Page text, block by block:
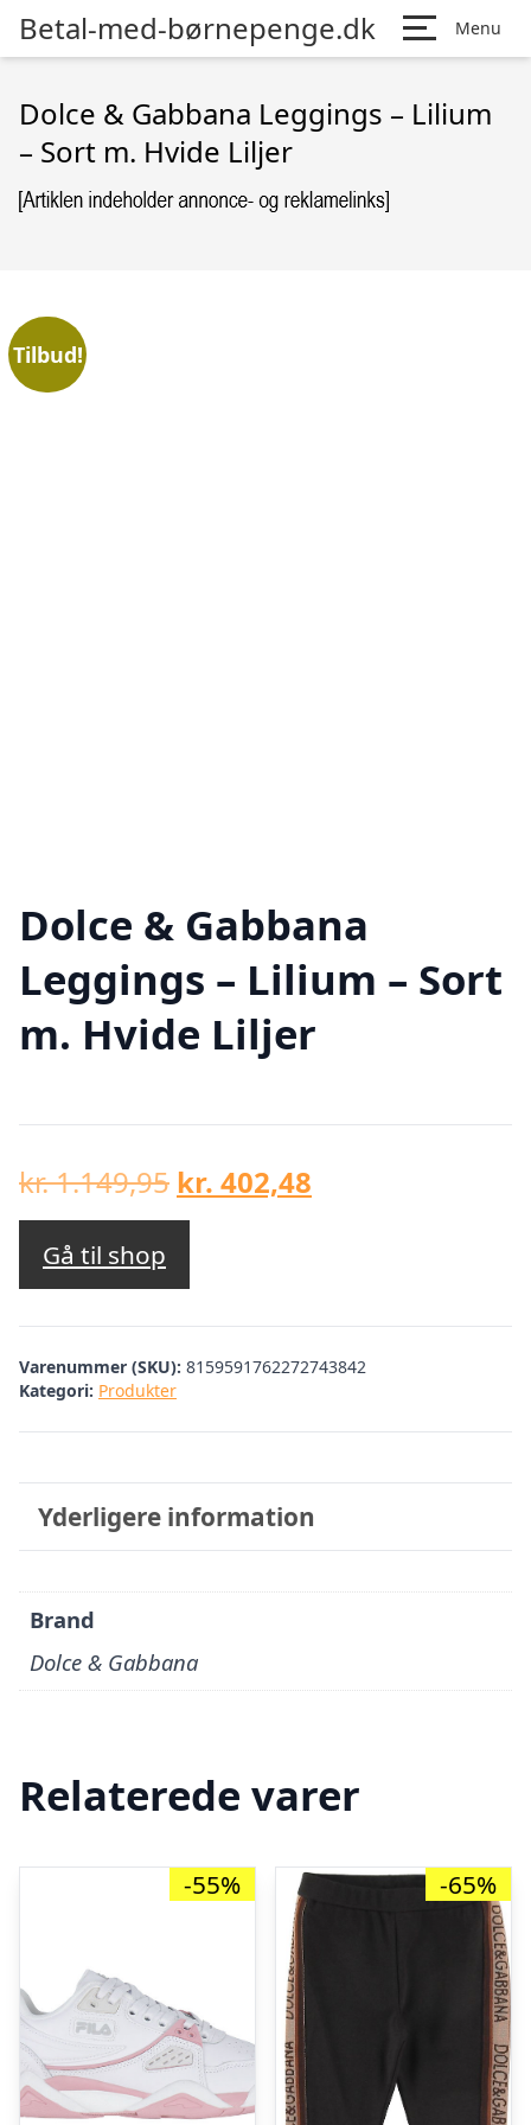
Betal-med-børnepenge.dk Menu
Dolce & Gabbana Leggings – Lilium
– Sort m. Hvide Liljer
Tilbud!
Dolce & Gabbana
Leggings – Lilium – Sort
m. Hvide Liljer
kr.1.149,95 Den
oprindelige
var:
kr. 1.149,95.
kr. 402,48
kr. 402,48.
Gå til shop
Varenummer (SKU): 8159591762272743842
Kategori: Produkter
Yderligere information
Brand
Dolce & Gabbana
Relaterede varer
-55% -65%